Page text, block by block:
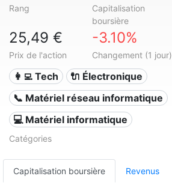
Rang
Capitalisation
boursière
25,49 €
Prix de l'action
-3.10%
Changement (1 jour)
👩‍💻 Tech
🔌 Électronique
📞 Matériel réseau informatique
💻 Matériel informatique
Catégories
Capitalisation boursière Revenus